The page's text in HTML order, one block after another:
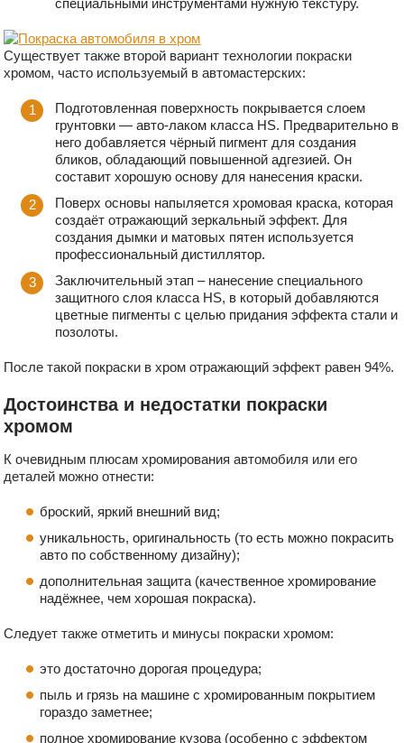
специальными инструментами нужную текстуру.
Cуществует также второй вариант технологии покраски
хромом, часто используемый в автомастерских:
Подготовленная поверхность покрывается слоем
грунтовки — авто-лаком класса HS. Предварительно в
него добавляется чёрный пигмент для создания
бликов, обладающий повышенной адгезией. Он
составит хорошую основу для нанесения краски.
Поверх основы напыляется хромовая краска, которая
создаёт отражающий зеркальный эффект. Для
создания дымки и матовых пятен используется
профессиональный дистиллятор.
Заключительный этап – нанесение специального
защитного слоя класса HS, в который добавляются
цветные пигменты с целью придания эффекта стали и
позолоты.
После такой покраски в хром отражающий эффект равен 94%.
Достоинства и недостатки покраски
хромом
К очевидным плюсам хромирования автомобиля или его
деталей можно отнести:
броский, яркий внешний вид;
уникальность, оригинальность (то есть можно покрасить
авто по собственному дизайну);
дополнительная защита (качественное хромирование
надёжнее, чем хорошая покраска).
Следует также отметить и минусы покраски хромом:
это достаточно дорогая процедура;
пыль и грязь на машине с хромированным покрытием
гораздо заметнее;
полное хромирование кузова (особенно с эффектом